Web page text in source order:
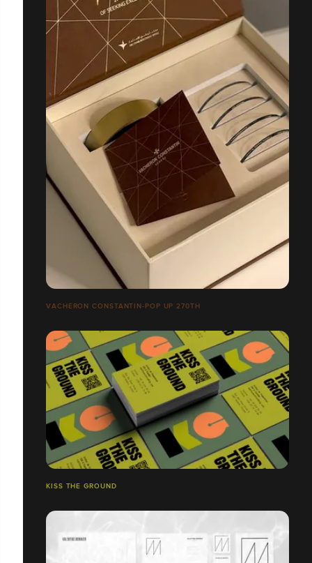
VACHERON CONSTANTIN-POP UP 270TH
KISS THE GROUND